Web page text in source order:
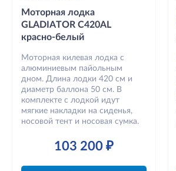
Моторная лодка
GLADIATOR C420AL
красно-белый
Моторная килевая лодка с
алюминиевым пайольным
дном. Длина лодки 420 см и
диаметр баллона 50 см. В
комплекте с лодкой идут
мягкие накладки на сиденья,
носовой тент и носовая сумка.
103 200 ₽